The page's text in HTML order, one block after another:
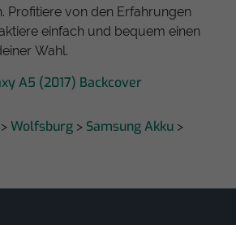
Profitiere von den Erfahrungen
einfach und bequem einen
Wahl.
A5 (2017) Backcover
> Wolfsburg > Samsung Akku >